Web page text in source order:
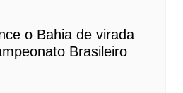
o Bahia de virada
Brasileiro